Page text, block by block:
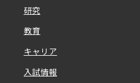
研究
教育
キャリア
入試情報